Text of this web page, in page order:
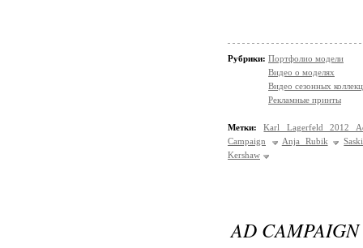
Рубрики: Портфолио модели
Видео о моделях
Видео сезонных
Рекламные принты
Метки:
Karl Lagerfeld 2012
Campaign
Anja Rubik
Kershaw
AD